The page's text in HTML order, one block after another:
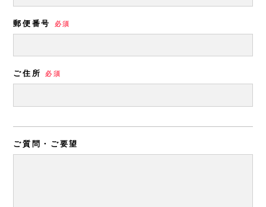
郵便番号 必須
ご住所 必須
ご質問・ご要望